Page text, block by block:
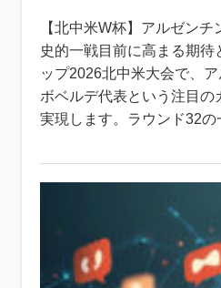
【北中米W杯】アルゼン
史的一戦目前に高まる期待
ップ2026北中米大会で、
ボベルデ代表という注目の
実現します。ラウンド32